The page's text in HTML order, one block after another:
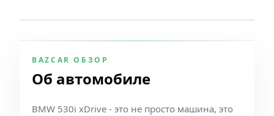
BAZCAR ОБЗОР
Об автомобиле
BMW 530i xDrive - это не просто машина, это